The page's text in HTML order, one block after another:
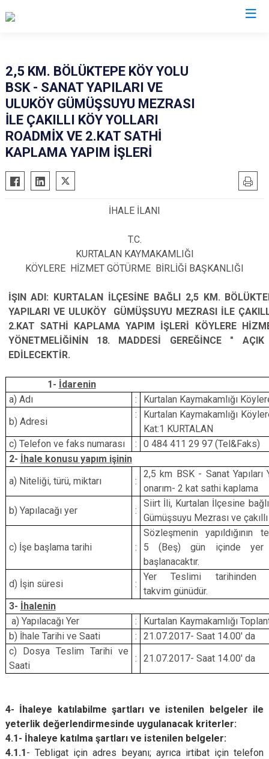
Tillo
Baykan
Eruh
Kurtalan
Pervari
Şirvan
2,5 KM. BÖLÜKTEPE KÖY YOLU
BSK - SANAT YAPILARI VE
ULUKÖY GÜMÜŞSUYU MEZRASI
İLE ÇAKILLI KÖY YOLLARI
ROADMİX VE 2.KAT SATHİ
KAPLAMA YAPIM İŞLERİ
İHALE İLANI
T.C.
KURTALAN KAYMAKAMLIĞI
KÖYLERE HİZMET GÖTÜRME BİRLİĞİ BAŞKANLIĞI
İŞIN ADI: KURTALAN İLÇESİNE BAĞLI 2,5 KM.
YAPILARI VE ULUKÖY GÜMÜŞSUYU MEZRASI İLE
2.KAT SATHİ KAPLAMA YAPIM İŞLERİ KÖYLERE
YÖNETMELİĞİNİN 18. MADDESİ GEREĞİNCE "
EDİLECEKTİR.
1- İdarenin
a) Adı
: Kurtalan Kaymakamlığı
b) Adresi
: Kurtalan Kaymakamlığı
Kat:1 KURTALAN
c) Telefon ve faks numarası
:
0 484 411 29 97 (Tel&Faks)
2- İhale konusu yapım işinin
a) Niteliği, türü, miktarı
:
2,5 km BSK - Sanat
onarım- 2 kat sathi kaplama
b) Yapılacağı yer
:
Siirt İli, Kurtalan İlçesine
Gümüşsuyu Mezrası ve
c) İşe başlama tarihi :
Sözleşmenin yapıldığının
5 (Beş)gün içinde yer
başlanacaktır.
d) İşin süresi
:
Yer Teslimi tarihinden
takvim günüdür.
3- İhalenin
a) Yapılacağı Yer
:
Kurtalan Kaymakamlığı
b) İhale Tarihi ve Saati
:
21.07.2017- Saat 14.00' da
c) Dosya Teslim Tarihi ve
Saati
: 21.07.2017- Saat 14.00' da
4- İhaleye katılabilme şartları ve istenilen belgeler ile
yeterlik değerlendirmesinde uygulanacak kriterler:
4.1- İhaleye katılma şartları ve istenilen belgeler:
4.1.1- Tebligat için adres beyanı; ayrıca irtibat için telefon